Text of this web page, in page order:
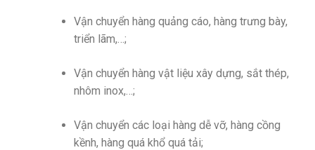
Vận chuyển hàng quảng cáo, hàng trưng bày,
triển lãm,…;
Vận chuyển hàng vật liệu xây dựng, sắt thép,
nhôm inox,…;
Vận chuyển các loại hàng dễ vỡ, hàng cồng
kềnh, hàng quá khổ quá tải;